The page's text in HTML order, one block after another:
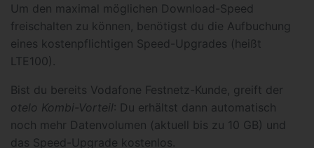
Um den maximal möglichen Download-Speed
freischalten zu können, benötigst du die Aufbuchung
eines kostenpflichtigen Speed-Upgrades (heißt
LTE100).
Bist du bereits Vodafone Festnetz-Kunde, greift der
otelo Kombi-Vorteil: Du erhältst dann automatisch
noch mehr Datenvolumen (aktuell bis zu 10 GB) und
das Speed-Upgrade kostenlos.